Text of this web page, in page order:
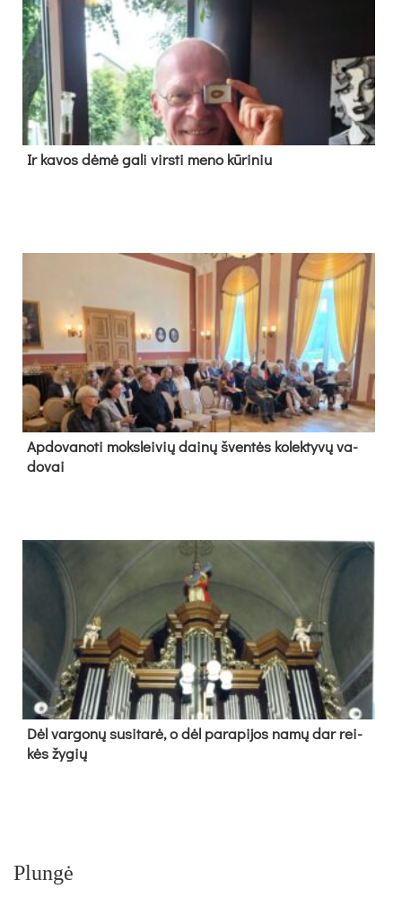
Ir ka­vos dė­mė ga­li virs­ti me­no kū­ri­niu
Ap­do­va­no­ti moks­lei­vių dai­nų šven­tės ko­lek­ty­vų va­
do­vai
Dėl var­go­nų su­si­ta­rė, o dėl pa­ra­pi­jos na­mų dar rei­
kės žy­gių
Plungė